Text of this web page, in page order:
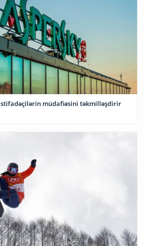
müdafiəsini təkmilləşdirir